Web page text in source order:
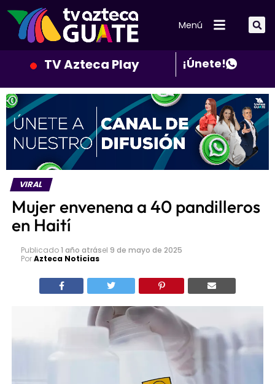
Menú
TV Azteca Play ¡Únete!
VIRAL
Mujer envenena a 40 pandilleros
en Haití
Publicado1 año atrásel 9 de mayo de 2025
PorAzteca Noticias